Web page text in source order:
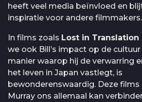
heeft veel media beïnvloed en
inspiratie voor andere filmmakers.
In films zoals Lost in Translation
we ook Bill’s impact op de
manier waarop hij de verwarring
het leven in Japan vastlegt, is
bewonderenswaardig. Deze films
Murray ons allemaal kan